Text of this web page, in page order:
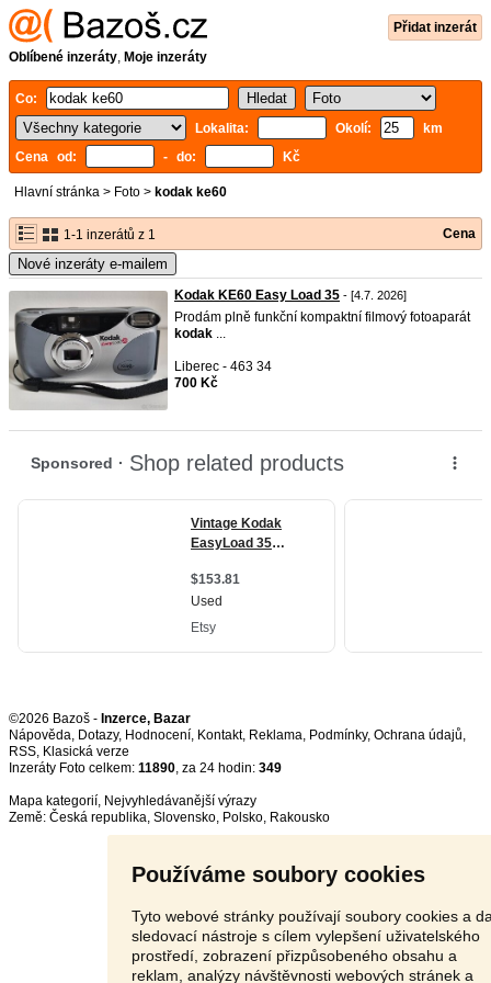
Používáme soubory cookies
Tyto webové stránky používají soubory cookies a
sledovací nástroje s cílem vylepšení uživatelského
prostředí, zobrazení přizpůsobeného obsahu a
reklam, analýzy návštěvnosti webových stránek a
Přidat inzerát
Oblíbené inzeráty, Moje inzeráty
Co:
Lokalita:
Okolí:
km
Cena od:
- do: Kč
Hlavní stránka > Foto > kodak ke60
1-1 inzerátů z 1 Cena
Nové inzeráty e-mailem
Kodak KE60 Easy Load 35 - [4.7. 2026]
Prodám plně funkční kompaktní filmový fotoaparát
kodak ...
Liberec - 463 34
700 Kč
©2026 Bazoš - Inzerce, Bazar
Nápověda, Dotazy, Hodnocení, Kontakt, Reklama, Podmínky, Ochrana údajů,
RSS,
Inzeráty Foto celkem: 11890, za 24 hodin: 349
Mapa kategorií, Nejvyhledávanější výrazy
Země: Česká republika, Slovensko, Polsko, Rakousko